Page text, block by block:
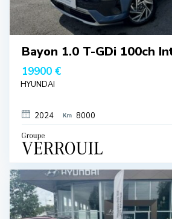
Bayon 1.0 T-GDi 100ch
19900 €
HYUNDAI
2024 8000